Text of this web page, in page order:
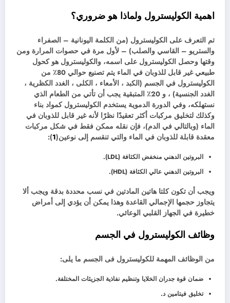
اهمية الكوليسترول ولماذا هو ضروري؟
تم التعرف على الكوليسترول (من الكلمة اليونانية – الصفراء
والستريو – القاسي والصلب) – لأول مرة في حصوات المرارة ومن
وقتها وحصل الكوليسترول على اسمه، والكوليسترول هو كحول
طبيعي غير قابل للذوبان في الماء يتم تصنيع حوالي 80٪ من
الكوليسترول في الجسم (الكبد ، الأمعاء ، الكلى ، الغدد الكظرية ،
الغدد الجنسية) ، و 20٪ المتبقية يجب أن تأتي من الطعام الذي
نستهلكه، وفي الدورة الدموية يستخدم الكوليسترول كمواد بناء
وكذلك لتخليق مركبات أكثر تعقيدًا نظرًا لأنه غير قابل للذوبان في
الماء (وبالتالي في الدم)، فإن نقله ممكن فقط في شكل مركبات
معقدة قابلة للذوبان في الماء والتي تنقسم إلى نوعين(1
):
البروتين الدهني منخفض الكثافة (LDL).
البروتين الدهني عالي الكثافة (HDL).
ويجب أن تكون كلتا هاتين المادتين في نسب محددة بدقة ويجب ألا
يتجاوز حجمها الإجمالي القاعدة وهذا يمكن أن يؤدي إلى أمراض
خطيرة في الجهاز القلبي الوعائي.
وظائف الكوليسترول في الجسم
من الوظائف المهمة للكوليسترول فى الجسم ما يلى:
ضمان قوة جدران الخلايا وتنظيم نفاذية الجزيئات المختلفة.
تخليق فيتامين د.